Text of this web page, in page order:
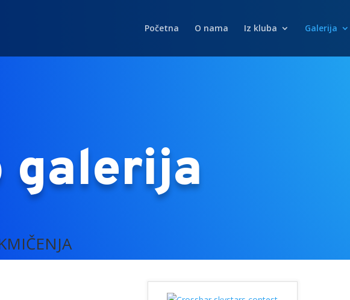
Početna O nama Iz kluba Galerija
galerija